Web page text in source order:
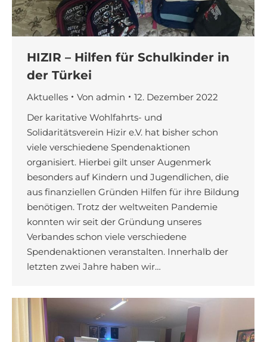
HIZIR – Hilfen für Schulkinder in
der Türkei
Aktuelles Von admin
12. Dezember 2022
Der karitative Wohlfahrts- und
Solidaritätsverein Hizir e.V. hat bisher schon
viele verschiedene Spendenaktionen
organisiert. Hierbei gilt unser Augenmerk
besonders auf Kindern und Jugendlichen, die
aus finanziellen Gründen Hilfen für ihre Bildung
benötigen. Trotz der weltweiten Pandemie
konnten wir seit der Gründung unseres
Verbandes schon viele verschiedene
Spendenaktionen veranstalten. Innerhalb der
letzten zwei Jahre haben wir…